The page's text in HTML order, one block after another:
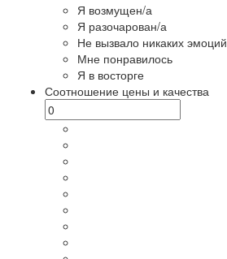
Я возмущен/а
Я разочарован/а
Не вызвало никаких эмоций
Мне понравилось
Я в восторге
Соотношение цены и качества